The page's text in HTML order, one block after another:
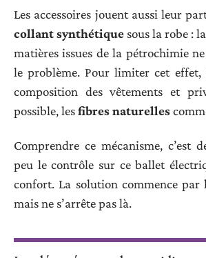
Les accessoires jouent aussi leur
collant synthétique sous la robe :
matières issues de la pétrochimie
le problème. Pour limiter cet
composition des vêtements et
possible, lesfibres naturelles
Comprendre ce mécanisme, c’est
peu le contrôle sur ce ballet
confort. La solution commence par
mais ne s’arrête pas là.